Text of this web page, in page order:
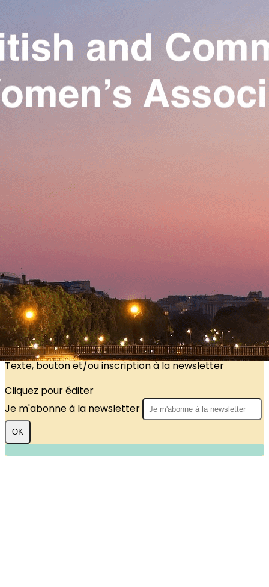
Exporter uniquement les colonnes affichées
Ajoutez un logo, un bouton, des réseaux sociaux
Our Association
Activities
Join us
?>
Images de la page d'accueil
Cliquez pour éditer
Texte, bouton et/ou inscription à la newsletter
Cliquez pour éditer
Je m'abonne à la newsletter
OK